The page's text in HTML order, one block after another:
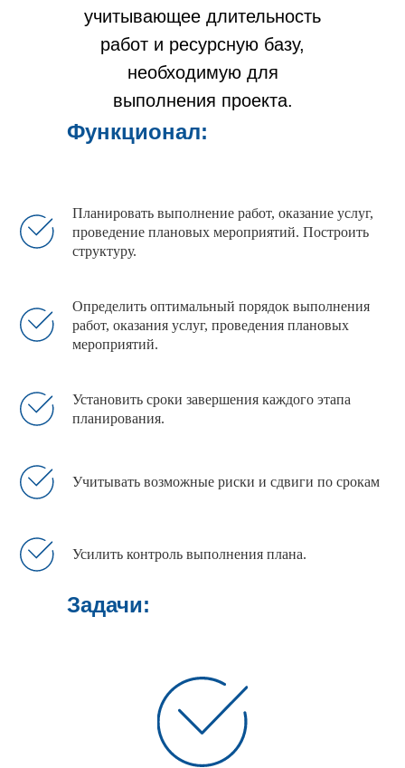
учитывающее длительность
работ и ресурсную базу,
необходимую для
выполнения проекта.
Функционал:
Планировать выполнение работ, оказание услуг,
проведение плановых мероприятий. Построить
структуру.
Определить оптимальный порядок выполнения
работ, оказания услуг, проведения плановых
мероприятий.
Установить сроки завершения каждого этапа
планирования.
Учитывать возможные риски и сдвиги по срокам
Усилить контроль выполнения плана.
Задачи: